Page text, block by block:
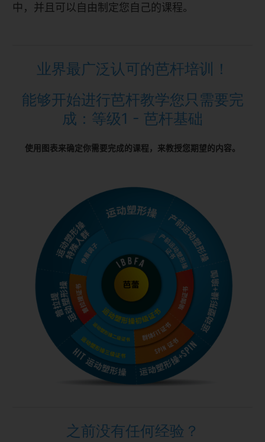
中，并且可以自由制定您自己的课程。
业界最广泛认可的芭杆培训！
能够开始进行芭杆教学您只需要完
成：等级1 - 芭杆基础
使用图表来确定你需要完成的课程，来教授您期望的内容。
之前没有任何经验？